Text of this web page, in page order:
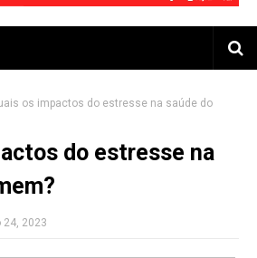
os impactos do estresse na saúde do
do estresse na
24, 2023